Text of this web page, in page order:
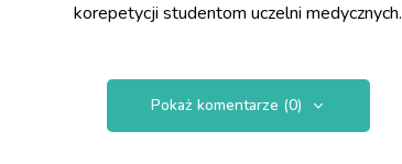
korepetycji studentom uczelni medycznych.
Pokaż komentarze (0)